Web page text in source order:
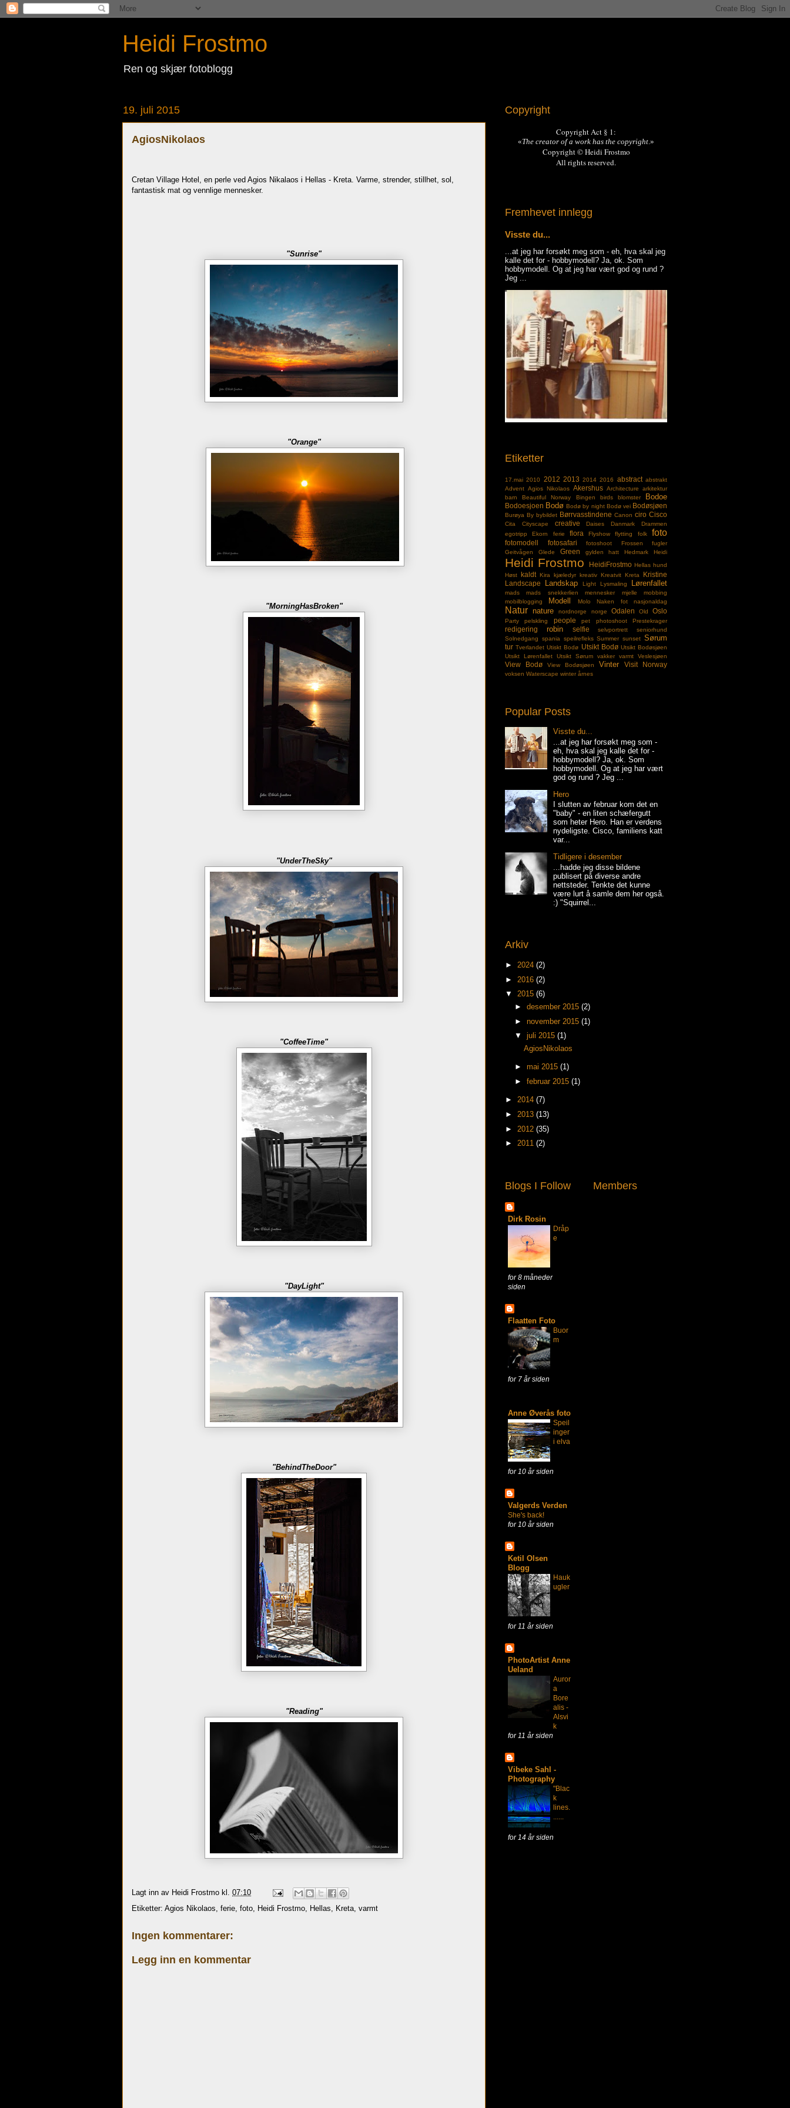
Heidi Frostmo
Ren og skjær fotoblogg
19. juli 2015
AgiosNikolaos
Cretan Village Hotel, en perle ved Agios Nikalaos i Hellas - Kreta. Varme, strender, stillhet, sol,
fantastisk mat og vennlige mennesker.
"Sunrise"
"Orange"
"MorningHasBroken"
"UnderTheSky"
"CoffeeTime"
"DayLight"
"BehindTheDoor"
"Reading"
Lagt inn av Heidi Frostmo kl. 07:10
Etiketter: Agios Nikolaos, ferie, foto, Heidi Frostmo, Hellas, Kreta, varmt
Ingen kommentarer:
Legg inn en kommentar
Copyright
Copyright Act § 1:
«The creator of a work has the copyright .»
Copyright © Heidi Frostmo
All rights reserved.
Fremhevet innlegg
Visste du...
...at jeg har forsøkt meg som - eh, hva skal jeg
kalle det for - hobbymodell? Ja, ok. Som
hobbymodell. Og at jeg har vært god og rund ?
Jeg ...
Etiketter
17.mai 2010 2012 2013 2014 2016 abstract abstrakt
Advent Agios Nikolaos Akershus Architecture
arkitektur
barn
Beautiful Norway Bingen birds blomster Bodoe
Bodoesjoen Bodø Bodø by night Bodø vei Bodøsjøen
Burøya By bybildet Børrvasstindene Canon ciro Cisco
Cita Cityscape creative Daises Danmark
Drammen
egotripp
Ekorn ferie flora Flyshow flytting folk foto
fotomodell fotosafari fotoshoot Frossen
fugler
Geitvågen
Glede Green gylden hatt Hedmark Heidi
Heidi Frostmo HeidiFrostmo Hellas hund
Høst kaldt Kira kjæledyr kreativ Kreatvit Kreta
Kristine
Landscape
Landskap Light Lysmaling Lørenfallet
mads mads snekkerlien mennesker mjelle
mobbing
mobilblogging
Modell Molo Naken fot nasjonaldag
Natur nature nordnorge norge Odalen Old Oslo
Party pelskling people pet photoshoot Prestekrager
redigering robin selfie selvportrett
seniorhund
Solnedgang
spania speilrefleks Summer sunset Sørum
tur Tverlandet Utiskt Bodø Utsikt Bodø Utsikt Bodøsjøen
Utsikt Lørenfallet
Utsikt Sørum vakker varmt Veslesjøen
View Bodø View Bodøsjøen Vinter Visit Norway
voksen Waterscape winter årnes
Popular Posts
Visste du...
...at jeg har forsøkt meg som -
eh, hva skal jeg kalle det for -
hobbymodell? Ja, ok. Som
hobbymodell. Og at jeg har vært
god og rund ? Jeg ...
Hero
I slutten av februar kom det en
"baby" - en liten schæfergutt
som heter Hero. Han er verdens
nydeligste. Cisco, familiens katt
var...
Tidligere i desember
...hadde jeg disse bildene
publisert på diverse andre
nettsteder. Tenkte det kunne
være lurt å samle dem her også.
:) "Squirrel...
Arkiv
► 2024 (2)
► 2016 (2)
▼ 2015 (6)
► desember 2015 (2)
► november 2015 (1)
▼ juli 2015 (1)
AgiosNikolaos
► mai 2015 (1)
► februar 2015 (1)
► 2014 (7)
► 2013 (13)
► 2012 (35)
► 2011 (2)
Blogs I Follow
Dirk Rosin
Dråp
e
for 8 måneder
siden
Flaatten Foto
Buor
m
for 7 år siden
Anne Øverås foto
Speil
inger
i elva
for 10 år siden
Valgerds Verden
She's back!
for 10 år siden
Ketil Olsen
Blogg
Hauk
ugler
for 11 år siden
PhotoArtist Anne
Ueland
Auror
a
Bore
alis -
Alsvi
k
for 11 år siden
Vibeke Sahl -
Photography
"Blac
k
lines.
......
for 14 år siden
Members